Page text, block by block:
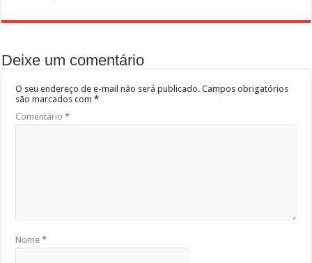
Deixe um comentário
O seu endereço de e-mail não será publicado. Campos obrigatórios
são marcados com*
Comentário*
Nome*